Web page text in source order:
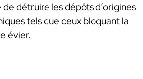
détruire les dépôts d’origines
tels que ceux bloquant la
évier.